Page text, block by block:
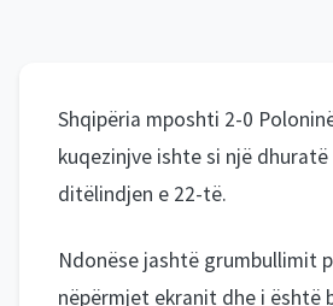
Shqipëria mposhti 2-0
kuqezinjve ishte si një
ditëlindjen e 22-të.
Ndonëse jashtë grumbullimit
nëpërmjet ekranit dhe i është